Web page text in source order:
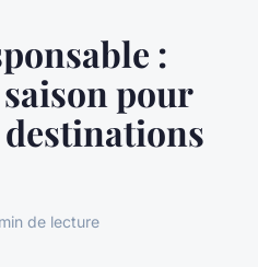
:
pour
de lecture